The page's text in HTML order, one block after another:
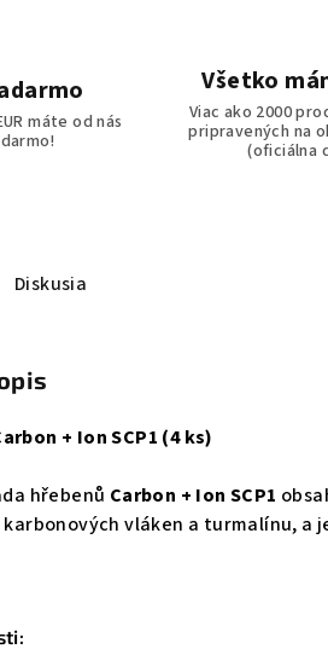
máte od nás
Všetko
Viac ako 2000
pripravených na
(oficiálna
Diskusia
+ Ion SCP1 (4 ks)
hřebenů Carbon + Ion SCP1
karbonových vláken a turmalínu, a